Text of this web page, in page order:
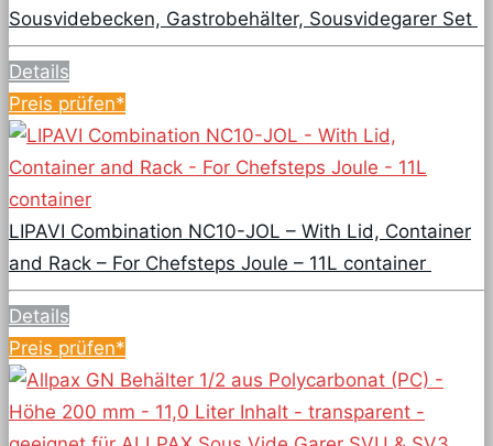
Sousvidebecken, Gastrobehälter, Sousvidegarer Set
Details
Preis prüfen*
LIPAVI Combination NC10-JOL – With Lid, Container
and Rack – For Chefsteps Joule – 11L container
Details
Preis prüfen*